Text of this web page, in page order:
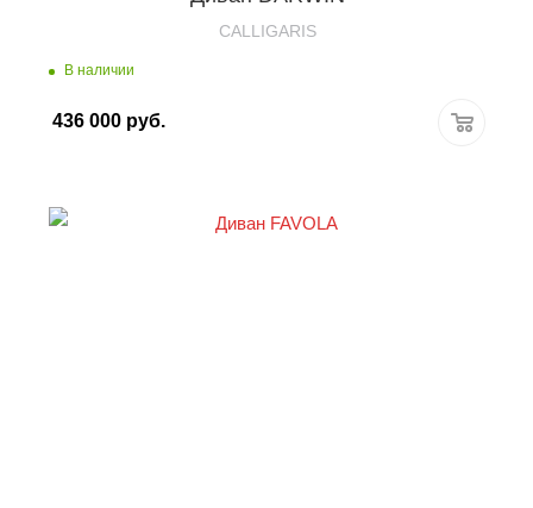
CALLIGARIS
В наличии
436 000 руб.